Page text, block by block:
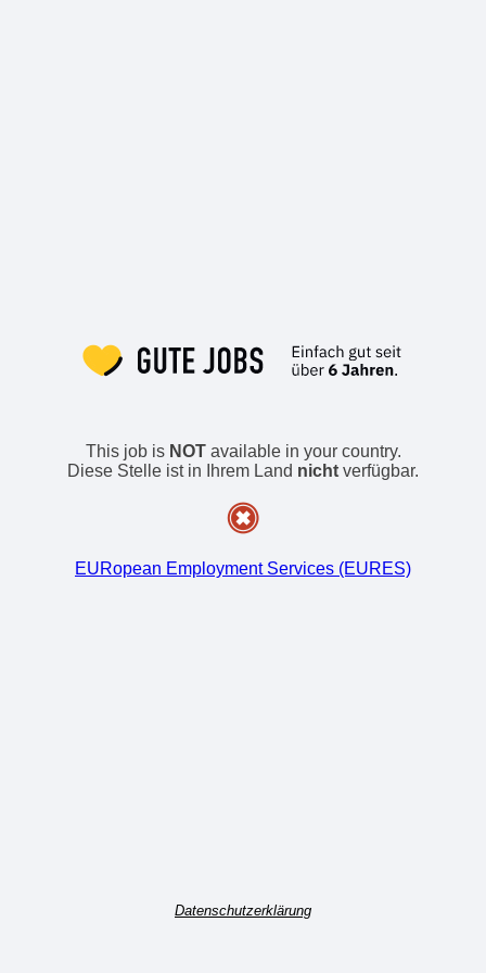
This job is NOTavailable in your country.
Diese Stelle ist in Ihrem Land nicht verfügbar.
EURopean Employment Services (EURES)
Datenschutzerklärung